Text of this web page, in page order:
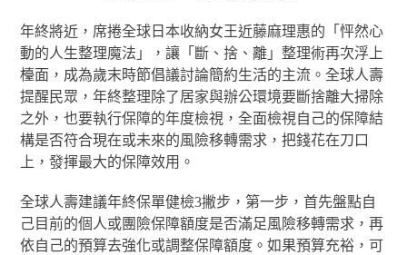
年終將近，席捲全球日本收納女王近藤麻理惠的「怦然心
動的人生整理魔法」，讓「斷、捨、離」整理術再次浮上
檯面，成為歲末時節倡議討論簡約生活的主流。全球人壽
提醒民眾，年終整理除了居家與辦公環境要斷捨離大掃除
之外，也要執行保障的年度檢視，全面檢視自己的保障結
構是否符合現在或未來的風險移轉需求，把錢花在刀口
上，發揮最大的保障效用。
全球人壽建議年終保單健檢3撇步，第一步，首先盤點自
己目前的個人或團險保障額度是否滿足風險移轉需求，再
依自己的預算去強化或調整保障額度。如果預算充裕，可